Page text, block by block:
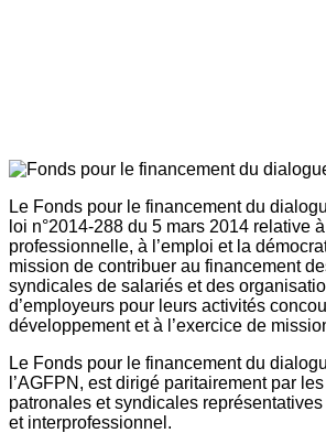
Le Fonds pour le financement du
loi n°2014-288 du 5 mars 2014 relative
professionnelle, à l’emploi et la
mission de contribuer au financement
syndicales de salariés et des
d’employeurs pour leurs activités
développement et à l’exercice de
Le Fonds pour le financement du
l’AGFPN, est dirigé paritairement par
patronales et syndicales
et interprofessionnel.